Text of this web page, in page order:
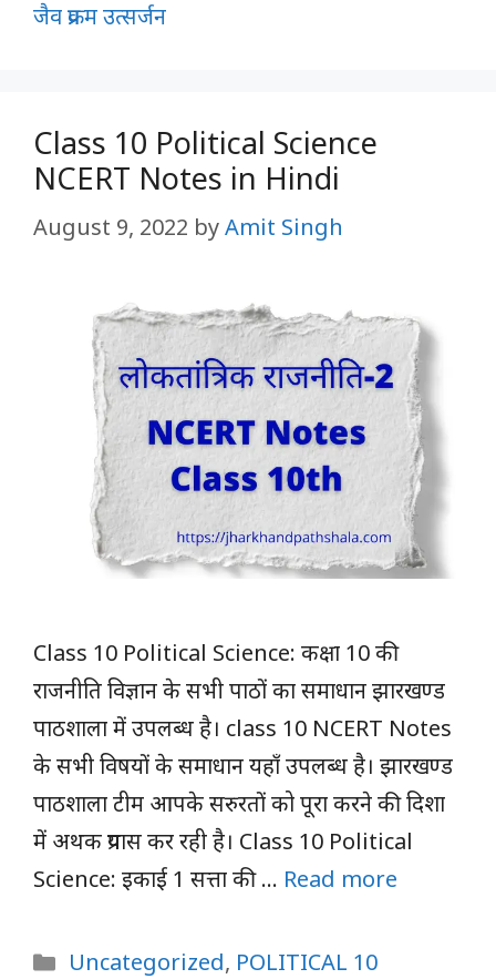
जैव प्रक्रम उत्सर्जन
Class 10 Political Science
NCERT Notes in Hindi
August 9, 2022 byAmit Singh
Class 10 Political Science: कक्षा 10 की
राजनीति विज्ञान के सभी पाठों का समाधान झारखण्ड
पाठशाला में उपलब्ध है। class 10 NCERT Notes
के सभी विषयों के समाधान यहाँ उपलब्ध है। झारखण्ड
पाठशाला टीम आपके सरुरतों को पूरा करने की दिशा
में अथक प्रयास कर रही है। Class 10 Political
Science: इकाई 1 सत्ता की … Read more
Categories
Uncategorized, POLITICAL 10